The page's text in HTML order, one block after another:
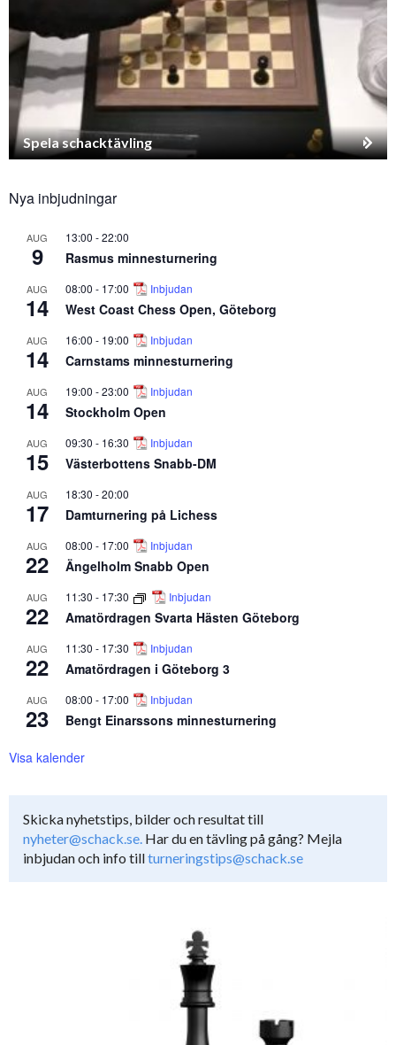
Spela schacktävling
Nya inbjudningar
AUG
9
13:00 -22:00
Rasmus minnesturnering
AUG
14
08:00 - 17:00 Inbjudan
West Coast Chess Open, Göteborg
AUG
14
16:00 - 19:00 Inbjudan
Carnstams minnesturnering
AUG
14
19:00 -23:00 Inbjudan
Stockholm Open
AUG
15
09:30 - 16:30 Inbjudan
Västerbottens Snabb-DM
AUG
17
18:30 -20:00
Damturnering på Lichess
AUG
22
08:00 - 17:00 Inbjudan
Ängelholm Snabb Open
AUG
22
11:30 - 17:30 Inbjudan
Amatördragen Svarta Hästen Göteborg
AUG
22
11:30 - 17:30 Inbjudan
Amatördragen i Göteborg 3
AUG
23
08:00 - 17:00 Inbjudan
Bengt Einarssons minnesturnering
Visa kalender
Skicka nyhetstips, bilder och resultat till
nyheter@schack.se. Har du en tävling på gång? Mejla
inbjudan och info tillturneringstips@schack.se